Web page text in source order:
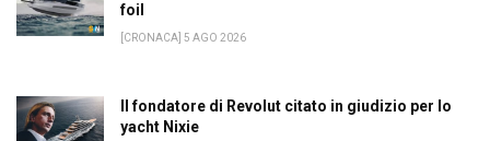
foil
[CRONACA] 5 AGO 2026
Il fondatore di Revolut citato in giudizio per lo
yacht Nixie